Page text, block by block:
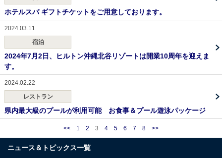
ホテルスパ ギフトチケットをご用意しております。
2024.03.11
宿泊
2024年7月2日、ヒルトン沖縄北谷リゾートは開業10周年を迎えま
す。
2024.02.22
レストラン
県内最大級のプールが利用可能 お食事＆プール遊泳パッケージ
<< 1 2 3 4 5 6 7 8 >>
ニュース＆トピックス一覧